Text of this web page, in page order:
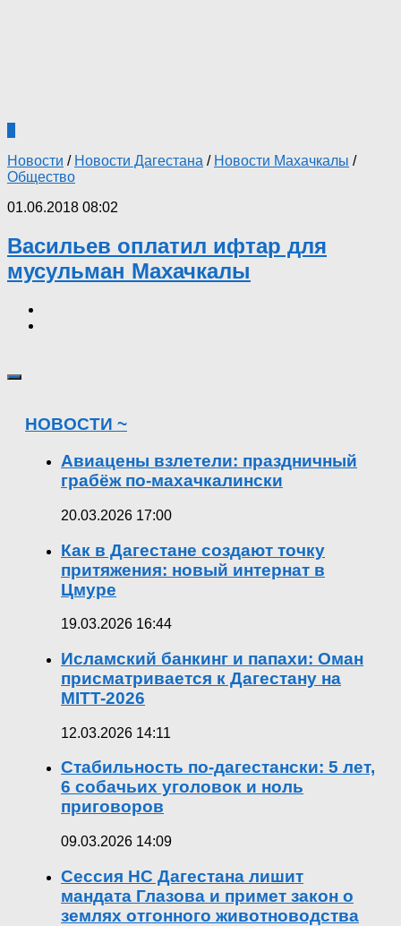
Новости / Новости Дагестана / Новости Махачкалы /
Общество
01.06.2018 08:02
Васильев оплатил ифтар для
мусульман Махачкалы
НОВОСТИ ~
Авиацены взлетели: праздничный
грабёж по-махачкалински
20.03.2026 17:00
Как в Дагестане создают точку
притяжения: новый интернат в
Цмуре
19.03.2026 16:44
Исламский банкинг и папахи: Оман
присматривается к Дагестану на
MITT-2026
12.03.2026 14:11
Стабильность по-дагестански: 5 лет,
6 собачьих уголовок и ноль
приговоров
09.03.2026 14:09
Сессия НС Дагестана лишит
мандата Глазова и примет закон о
землях отгонного животноводства